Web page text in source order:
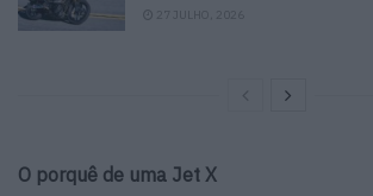
O porquê de uma Jet X